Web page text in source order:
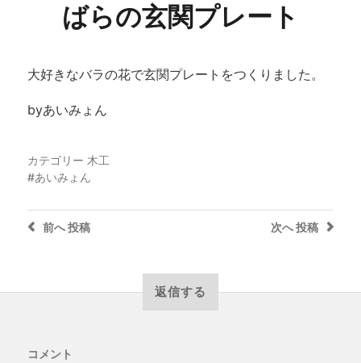
ばらの玄関プレート
大好きなバラの花で玄関プレートをつくりました。
byあいみょん
カテゴリー 木工
あいみょん
次へ投稿
前へ投稿
返信する
コメント